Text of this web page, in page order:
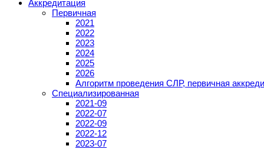
Аккредитация
Первичная
2021
2022
2023
2024
2025
2026
Алгоритм проведения СЛР, первичная
Специализированная
2021-09
2022-07
2022-09
2022-12
2023-07